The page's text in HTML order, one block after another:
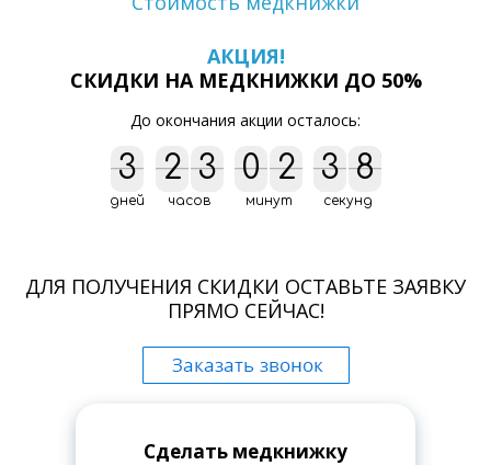
АКЦИЯ!
СКИДКИ НА МЕДКНИЖКИ ДО 50%
До окончания акции осталось:
3
3
дней
2
2 3
3
часов
0
0 3
2
2
3
минут
4
3
3
4 7
6
6
7
секунд
ДЛЯ ПОЛУЧЕНИЯ СКИДКИ ОСТАВЬТЕ ЗАЯВКУ
ПРЯМО СЕЙЧАС!
Сделать медкнижку